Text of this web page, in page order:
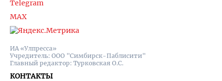
ИА «Улпресса»
Учредитель: ООО "Симбирск-Паблисити"
Главный редактор: Турковская О.С.
КОНТАКТЫ
Telegram
MAX